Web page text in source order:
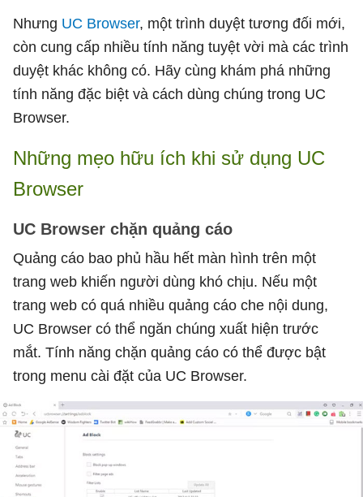
Nhưng UC Browser, một trình duyệt tương đối mới,
còn cung cấp nhiều tính năng tuyệt vời mà các trình
duyệt khác không có. Hãy cùng khám phá những
tính năng đặc biệt và cách dùng chúng trong UC
Browser.
Những mẹo hữu ích khi sử dụng UC
Browser
UC Browser chặn quảng cáo
Quảng cáo bao phủ hầu hết màn hình trên một
trang web khiến người dùng khó chịu. Nếu một
trang web có quá nhiều quảng cáo che nội dung,
UC Browser có thể ngăn chúng xuất hiện trước
mắt. Tính năng chặn quảng cáo có thể được bật
trong menu cài đặt của UC Browser.